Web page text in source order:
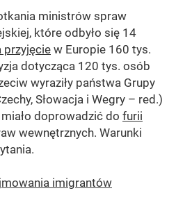
ministrów spraw
które odbyło się 14
przyjęcie w Europie 160 tys.
dotycząca 120 tys. osób
wyraziły państwa Grupy
Słowacja i Wegry – red.)
doprowadzić do furii
wewnętrznych. Warunki
imigrantów